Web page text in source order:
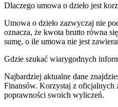
Dlaczego umowa o dzieło jest
Umowa o dzieło zazwyczaj nie
oznacza, że kwota brutto równa
sumę, o ile umowa nie jest
Gdzie szukać wiarygodnych
Najbardziej aktualne dane
Finansów. Korzystaj z oficjalnych
poprawności swoich wyliczeń.